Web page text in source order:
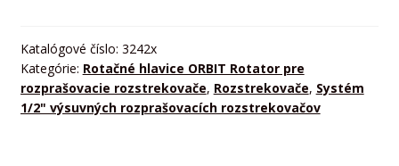
Katalógové číslo: 3242x
Kategórie: Rotačné hlavice ORBIT Rotator pre
rozprašovacie rozstrekovače, Rozstrekovače, Systém
1/2" výsuvných rozprašovacích rozstrekovačov